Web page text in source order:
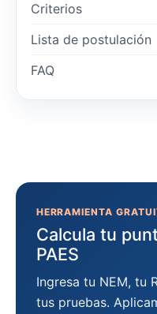
Criterios
Lista de postulación
FAQ
HERRAMIENTA
Calcula tu
PAES
Ingresa tu NEM, tu
tus pruebas.